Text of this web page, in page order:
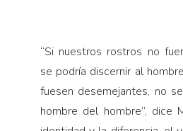
“Si nuestros rostros no
se podría discernir al
fuesen desemejantes, no
hombre del hombre”, dice